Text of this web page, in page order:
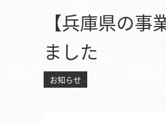
【兵庫県の
ました
お知らせ